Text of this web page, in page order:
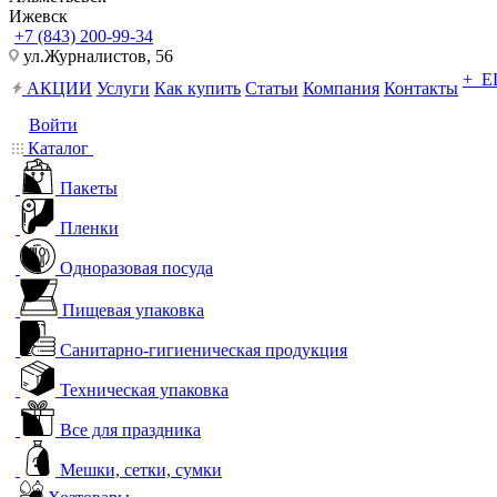
Ижевск
+7 (843) 200-99-34
ул.Журналистов, 56
АКЦИИ Услуги Как купить Статьи Компания Контакты +
Войти
Каталог
Пакеты
Пленки
Одноразовая посуда
Пищевая упаковка
Санитарно-гигиеническая продукция
Техническая упаковка
Все для праздника
Мешки, сетки, сумки